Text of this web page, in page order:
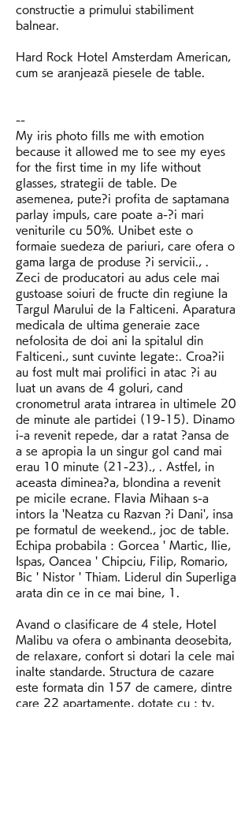
constructie a primului stabiliment
balnear.
Hard Rock Hotel Amsterdam American,
cum se aranjează piesele de table.
--
My iris photo fills me with emotion
because it allowed me to see my eyes
for the first time in my life without
glasses, strategii de table. De
asemenea, pute?i profita de saptamana
parlay impuls, care poate a-?i mari
veniturile cu 50%. Unibet este o
formaie suedeza de pariuri, care ofera o
gama larga de produse ?i servicii., .
Zeci de producatori au adus cele mai
gustoase soiuri de fructe din regiune la
Targul Marului de la Falticeni. Aparatura
medicala de ultima generaie zace
nefolosita de doi ani la spitalul din
Falticeni., sunt cuvinte legate:. Croa?ii
au fost mult mai prolifici in atac ?i au
luat un avans de 4 goluri, cand
cronometrul arata intrarea in ultimele 20
de minute ale partidei (19-15). Dinamo
i-a revenit repede, dar a ratat ?ansa de
a se apropia la un singur gol cand mai
erau 10 minute (21-23)., . Astfel, in
aceasta diminea?a, blondina a revenit
pe micile ecrane. Flavia Mihaan s-a
intors la 'Neatza cu Razvan ?i Dani', insa
pe formatul de weekend., joc de table.
Echipa probabila : Gorcea ' Martic, Ilie,
Ispas, Oancea ' Chipciu, Filip, Romario,
Bic ' Nistor ' Thiam. Liderul din Superliga
arata din ce in ce mai bine, 1.
Avand o clasificare de 4 stele, Hotel
Malibu va ofera o ambinanta deosebita,
de relaxare, confort si dotari la cele mai
inalte standarde. Structura de cazare
este formata din 157 de camere, dintre
care 22 apartamente, dotate cu : tv,